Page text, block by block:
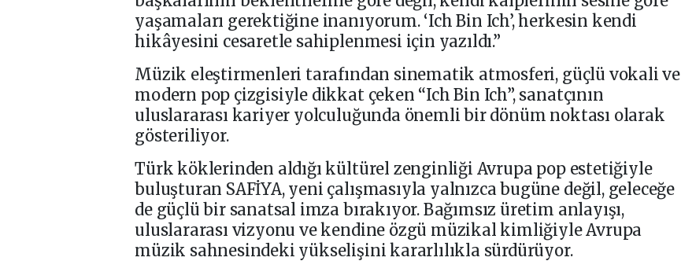
yaşamaları gerektiğine inanıyorum. ‘Ich Bin Ich’, herkesin kendi
hikâyesini cesaretle sahiplenmesi için yazıldı.”
Müzik eleştirmenleri tarafından sinematik atmosferi, güçlü vokali ve
modern pop çizgisiyle dikkat çeken “Ich Bin Ich”, sanatçının
uluslararası kariyer yolculuğunda önemli bir dönüm noktası olarak
gösteriliyor.
Türk köklerinden aldığı kültürel zenginliği Avrupa pop estetiğiyle
buluşturan SAFİYA, yeni çalışmasıyla yalnızca bugüne değil, geleceğe
de güçlü bir sanatsal imza bırakıyor. Bağımsız üretim anlayışı,
uluslararası vizyonu ve kendine özgü müzikal kimliğiyle Avrupa
müzik sahnesindeki yükselişini kararlılıkla sürdürüyor.